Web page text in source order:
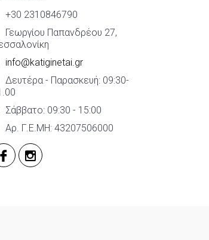
+30 2310846790
Γεωργίου Παπανδρέου 27,
info@katiginetai.gr
Δευτέρα - Παρασκευή: 09:30-
Σάββατο: 09:30 - 15:00
Αρ. Γ.Ε.ΜΗ: 43207506000